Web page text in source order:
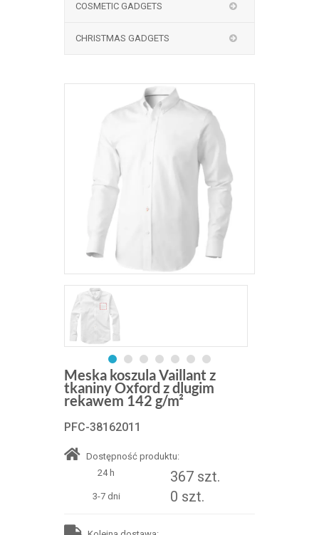
COSMETIC GADGETS
CHRISTMAS GADGETS
Meska koszula Vaillant z
tkaniny Oxford z dlugim
rekawem 142 g/m²
PFC-38162011
Dostępność produktu:
24 h
367 szt.
3-7 dni 0 szt.